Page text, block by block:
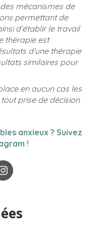
mécanismes de
permettant de
d’établir le travail
thérapie est
d’une thérapie
similaires pour
en aucun cas les
prise de décision
anxieux ? Suivez
!